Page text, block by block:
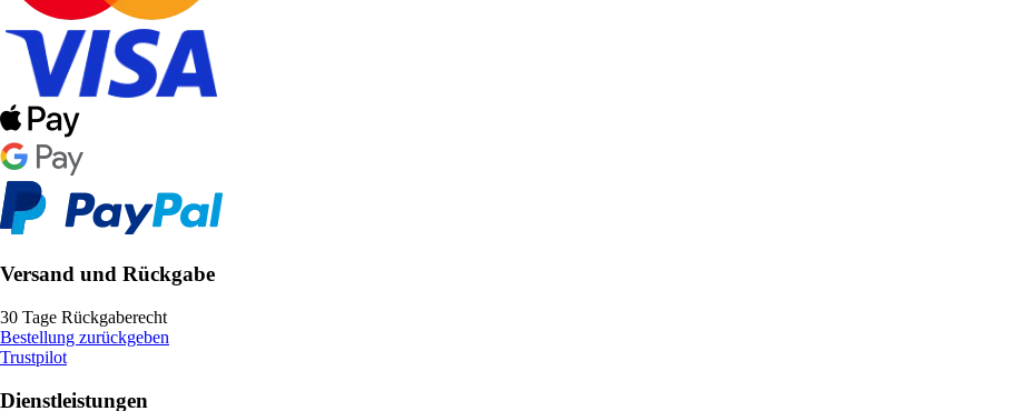
Versand und Rückgabe
30 Tage Rückgaberecht
Bestellung zurückgeben
Trustpilot
Dienstleistungen